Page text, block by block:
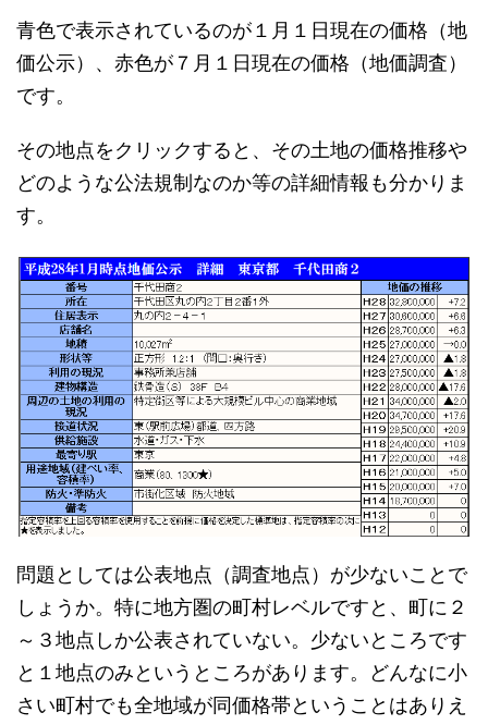
青色で表示されているのが１月１日現在の価格（地
価公示）、赤色が７月１日現在の価格（地価調査）
です。
その地点をクリックすると、その土地の価格推移や
どのような公法規制なのか等の詳細情報も分かりま
す。
問題としては公表地点（調査地点）が少ないことで
しょうか。特に地方圏の町村レベルですと、町に２
～３地点しか公表されていない。少ないところです
と１地点のみというところがあります。どんなに小
さい町村でも全地域が同価格帯ということはありえ